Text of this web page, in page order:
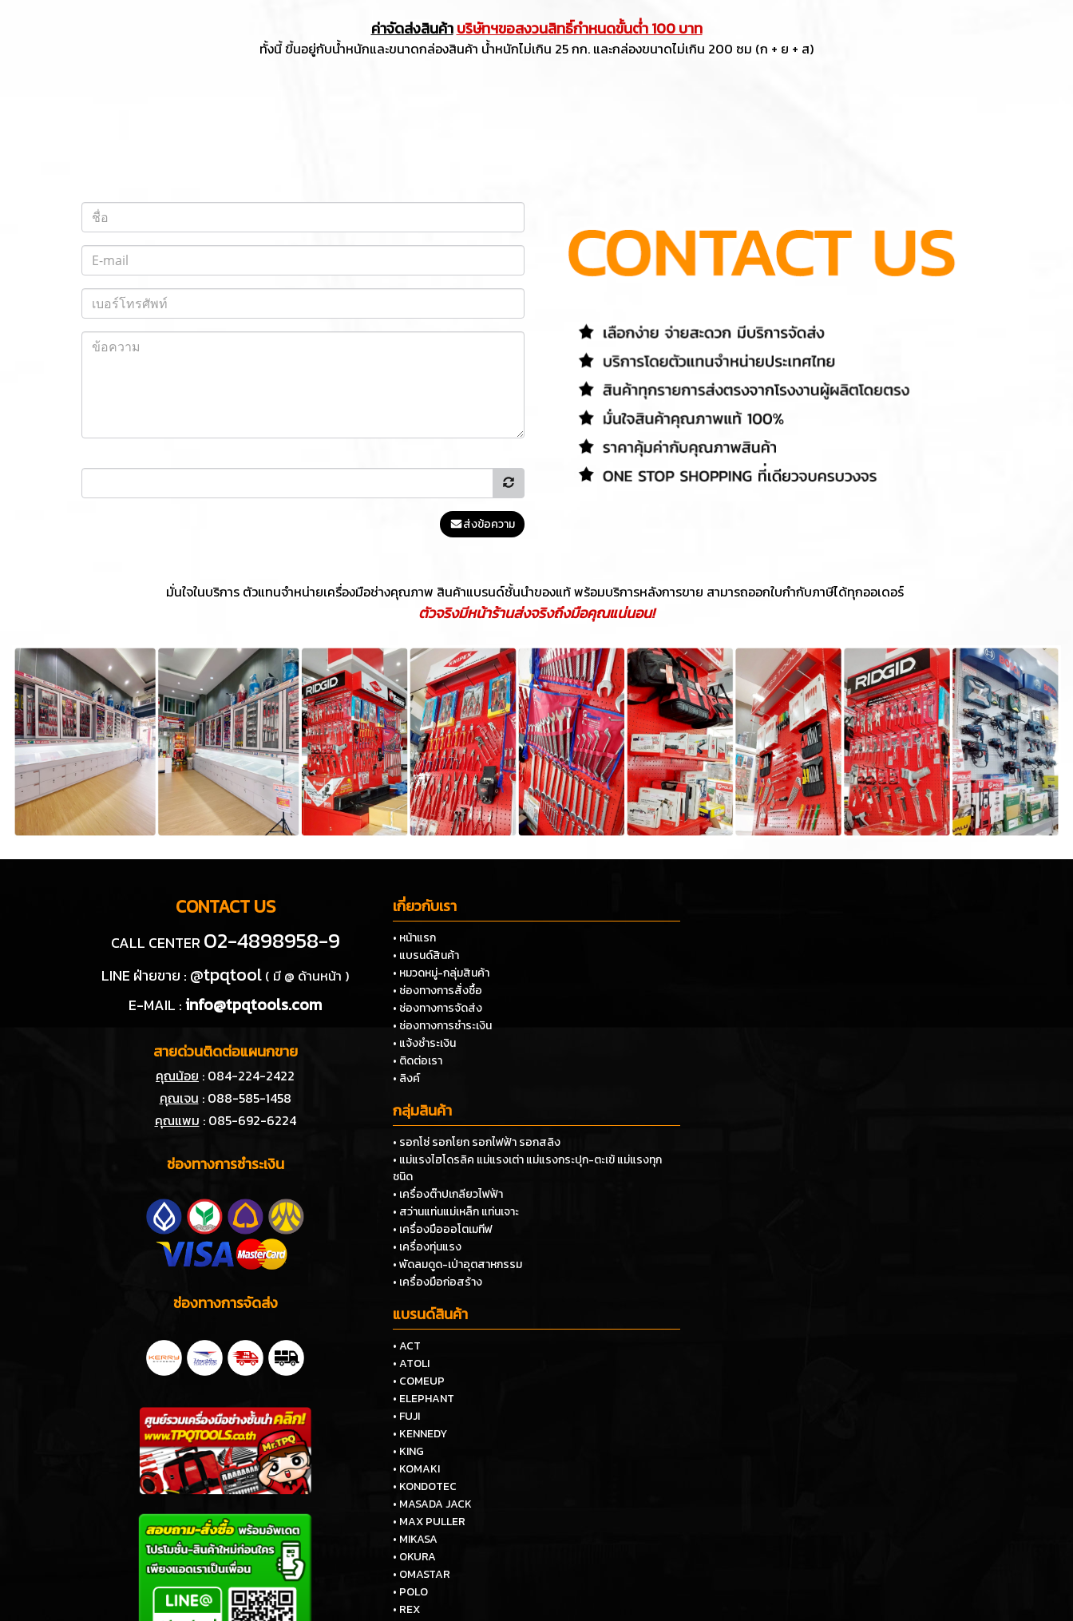
ค่าจัดส่งสินค้า บริษัทฯขอสงวนสิทธิ์กำหนดขั้นต่ำ 100 บาท
ทั้งนี้ ขี้นอยู่กับน้ำหนักและขนาดกล่องสินค้า น้ำหนักไม่เกิน 25 กก. และกล่องขนาดไม่เกิน 200 ซม (ก + ย + ส)
ส่งข้อความ
มั่นใจในบริการ ตัวแทนจำหน่ายเครื่องมือช่างคุณภาพ สินค้าแบรนด์ชั้นนำของแท้ พร้อมบริการหลังการขาย สามารถออกใบกำกับภาษีได้ทุกออเดอร์
ตัวจริงมีหน้าร้านส่งจริงถึงมือคุณแน่นอน!
CONTACT US
CALL CENTER 02-4898958-9
LINE ฝ่ายขาย : @tpqtool ( มี @ ด้านหน้า )
E-MAIL :info@tpqtools.com
สายด่วนติดต่อแผนกขาย
คุณน้อย : 084-224-2422
คุณเจน : 088-585-1458
คุณแพม : 085-692-6224
ช่องทางการชำระเงิน
ช่องทางการจัดส่ง
เกี่ยวกับเรา
• หน้าแรก
• แบรนด์สินค้า
• หมวดหมู่-กลุ่มสินค้า
• ช่องทางการสั่งซื้อ
• ช่องทางการจัดส่ง
• ช่องทางการชำระเงิน
• แจ้งชำระเงิน
• ติดต่อเรา
• ลิงค์
กลุ่มสินค้า
• รอกโซ่ รอกโยก รอกไฟฟ้า รอกสลิง
• แม่แรงไฮโดรลิค แม่แรงเต่า แม่แรงกระปุก-ตะเข้ แม่แรงทุก
ชนิด
• เครื่องต๊าปเกลียวไฟฟ้า
• สว่านแท่นแม่เหล็ก แท่นเจาะ
• เครื่องมือออโตเมทีฟ
• เครื่องทุ่นแรง
• พัดลมดูด-เป่าอุตสาหกรรม
• เครื่องมือก่อสร้าง
แบรนด์สินค้า
• ACT
• ATOLI
• COMEUP
• ELEPHANT
• FUJI
• KENNEDY
• KING
• KOMAKI
• KONDOTEC
• MASADA JACK
• MAX PULLER
• MIKASA
• OKURA
• OMASTAR
• POLO
• REX